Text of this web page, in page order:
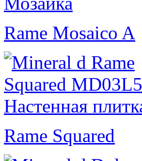
Rame Mosaico A
Rame Squared